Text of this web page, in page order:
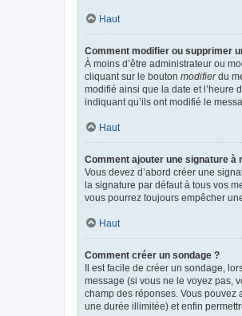
Haut
Comment modifier ou supprimer
À moins d’être administrateur ou
cliquant sur le bouton modifierdu
modifié ainsi que la date et l’heure
indiquant qu’ils ont modifié le
Haut
Comment ajouter une signature à
Vous devez d’abord créer une
la signature par défaut à tous vos
vous pourrez toujours empêcher
Haut
Comment créer un sondage ?
Il est facile de créer un sondage,
message (si vous ne le voyez pas,
champ des réponses. Vous pouvez
une durée illimitée) et enfin